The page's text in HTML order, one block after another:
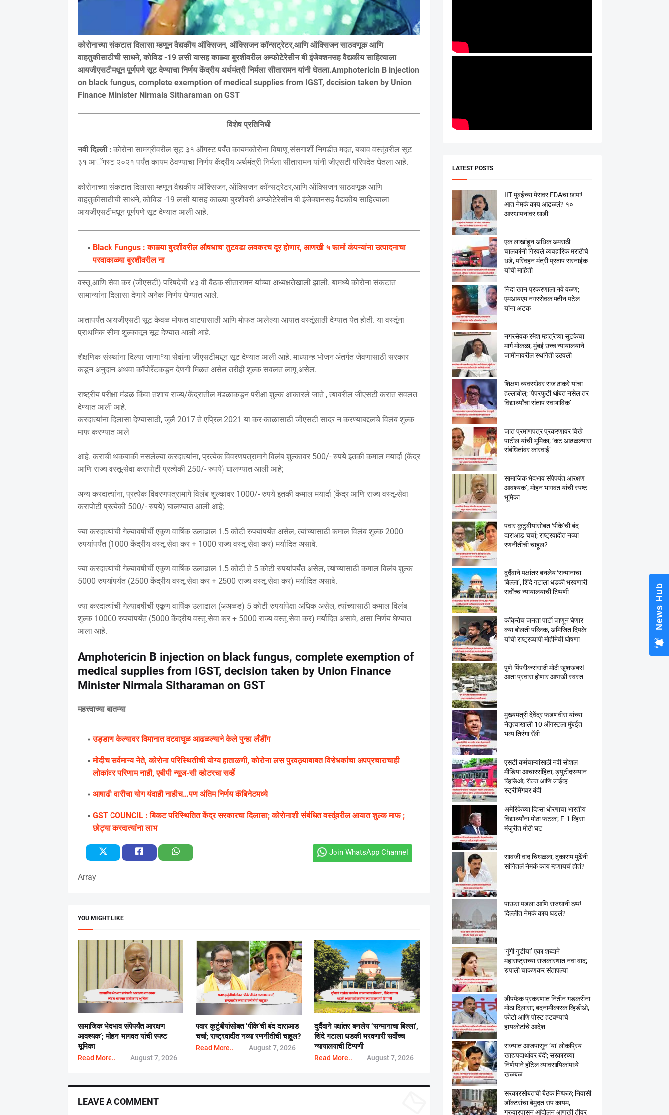
कोरोनाच्या संकटात दिलासा म्हणून वैद्यकीय ऑक्सिजन, ऑक्सिजन कॉन्सट्रेटर,आणि ऑक्सिजन साठवणूक आणि
वाहतुकीसाठीची साधने, कोविड -19 लसी यासह काळ्या बुरशीवरील अम्फोटेरेसीन बी इंजेक्शनसह वैद्यकीय साहित्याला
आयजीएसटीमधून पूर्णपणे सूट देण्याचा निर्णय केंद्रीय अर्थमंत्री निर्मला सीतारामन यांनी घेतला.Amphotericin B injection
on black fungus, complete exemption of medical supplies from IGST, decision taken by Union
Finance Minister Nirmala Sitharaman on GST
विशेष प्रतिनिधी
नवी दिल्ली : कोरोना सामग्रीवरील सूट ३१ ऑगस्ट पर्यंत कायमकोरोना विषाणू संसगार्शी निगडीत मदत, बचाव वस्तूंवरील सूट
३१ आॅगस्ट २०२१ पर्यंत कायम ठेवण्याचा निर्णय केंद्रीय अर्थमंत्री निर्मला सीतारामन यांनी जीएसटी परिषदेत घेतला आहे.
कोरोनाच्या संकटात दिलासा म्हणून वैद्यकीय ऑक्सिजन, ऑक्सिजन कॉन्सट्रेटर,आणि ऑक्सिजन साठवणूक आणि
वाहतुकीसाठीची साधने, कोविड -19 लसी यासह काळ्या बुरशीवरी अम्फोटेरेसीन बी इंजेक्शनसह वैद्यकीय साहित्याला
आयजीएसटीमधून पूर्णपणे सूट देण्यात आली आहे.
Black Fungus : काळ्या बुरशीवरील औषधाचा तुटवडा लवकरच दूर होणार, आणखी ५ फार्मा कंपन्यांना उत्पादनाचा
परवाकाळ्या बुरशीवरील ना
वस्तू आणि सेवा कर (जीएसटी) परिषदेची ४३ वी बैठक सीतारामन यांच्या अध्यक्षतेखाली झाली. यामध्ये कोरोना संकटात
सामान्यांना दिलासा देणारे अनेक निर्णय घेण्यात आले.
आतापर्यंत आयजीएसटी सूट केवळ मोफत वाटपासाठी आणि मोफत आलेल्या आयात वस्तूंसाठी देण्यात येत होती. या वस्तूंना
प्राथमिक सीमा शुल्कातून सूट देण्यात आली आहे.
शैक्षणिक संस्थांना दिल्या जाणाºया सेवांना जीएसटीमधून सूट देण्यात आली आहे. माध्यान्ह भोजन अंतर्गत जेवणासाठी सरकार
कडून अनुदान अथवा कॉपोर्रेटकडून देणगी मिळत असेल तरीही शुल्क सवलत लागू असेल.
राष्ट्रीय परीक्षा मंडळ किंवा तशाच राज्य/केंद्रातील मंडळाकडून परीक्षा शुल्क आकारले जाते , त्यावरील जीएसटी करात सवलत
देण्यात आली आहे.
करदात्यांना दिलासा देण्यासाठी, जुलै 2017 ते एप्रिल 2021 या कर-काळासाठी जीएसटी सादर न करण्याबद्दलचे विलंब शुल्क
माफ करण्यात आले
आहे. कराची थकबाकी नसलेल्या करदात्यांना, प्रत्येक विवरणपत्रामागे विलंब शुल्कावर 500/- रुपये इतकी कमाल मयार्दा (केंद्र
आणि राज्य वस्तू-सेवा करापोटी प्रत्येकी 250/- रुपये) घालण्यात आली आहे;
अन्य करदात्यांना, प्रत्येक विवरणपत्रामागे विलंब शुल्कावर 1000/- रुपये इतकी कमाल मयार्दा (केंद्र आणि राज्य वस्तू-सेवा
करापोटी प्रत्येकी 500/- रुपये) घालण्यात आली आहे;
ज्या करदात्यांची गेल्यावषीर्ची एकूण वार्षिक उलाढाल 1.5 कोटी रुपयांपर्यंत असेल, त्यांच्यासाठी कमाल विलंब शुल्क 2000
रुपयांपर्यंत (1000 केंद्रीय वस्तू सेवा कर + 1000 राज्य वस्तू सेवा कर) मर्यादित असावे.
ज्या करदात्यांची गेल्यावषीर्ची एकूण वार्षिक उलाढाल 1.5 कोटी ते 5 कोटी रुपयांपर्यंत असेल, त्यांच्यासाठी कमाल विलंब शुल्क
5000 रुपयांपर्यंत (2500 केंद्रीय वस्तू सेवा कर + 2500 राज्य वस्तू सेवा कर) मर्यादित असावे.
ज्या करदात्यांची गेल्यावषीर्ची एकूण वार्षिक उलाढाल (अअळड) 5 कोटी रुपयांपेक्षा अधिक असेल, त्यांच्यासाठी कमाल विलंब
शुल्क 10000 रुपयांपर्यंत (5000 केंद्रीय वस्तू सेवा कर + 5000 राज्य वस्तू सेवा कर) मर्यादित असावे, असा निर्णय घेण्यात
आला आहे.
Amphotericin B injection on black fungus, complete exemption of
medical supplies from IGST, decision taken by Union Finance
Minister Nirmala Sitharaman on GST
महत्त्वाच्या बातम्या
उड्डाण केल्यावर विमानात वटवाघुळ आढळल्याने केले पुन्हा लॅँडींग
मोदीच सर्वमान्य नेते, कोरोना परिस्थितीची योग्य हाताळणी, कोरोना लस पुरवठ्याबाबत विरोधकांचा अपप्रचाराचाही
लोकांवर परिणाम नाही, एबीपी न्यूज-सी व्होटरचा सर्व्हे
आषाढी वारीचा योग यंदाही नाहीच…पण अंतिम निर्णय कॅबिनेटमध्ये
GST COUNCIL : बिकट परिस्थितित केंद्र सरकारचा दिलासा; कोरोनाशी संबंधित वस्तूंवरील आयात शुल्क माफ ;
छोट्या करदात्यांना लाभ
Join WhatsApp Channel
Array
YOU MIGHT LIKE
सामाजिक भेदभाव संपेपर्यंत आरक्षण
आवश्यक’; मोहन भागवत यांची स्पष्ट
भूमिका
Read More.. August 7, 2026
पवार कुटुंबीयांसोबत ‘पीके’ची बंद दाराआड
चर्चा; राष्ट्रवादीत नव्या रणनीतीची चाहूल?
Read More.. August 7, 2026
दुर्दैवाने पक्षांतर बनलेय ‘सन्मानाचा बिल्ला’,
शिंदे गटाला धडकी भरवणारी सर्वाेच्च
न्यायालयाची टिप्पणी
Read More.. August 7, 2026
LEAVE A COMMENT
LATEST POSTS
IIT मुंबईच्या मेसवर FDAचा छापा!
आत नेमकं काय आढळलं? १०
आस्थापनांवर धाडी
एक लाखांहून अधिक अमराठी
चालकांनी गिरवले व्यवहारिक मराठीचे
धडे, परिवहन मंत्री प्रताप सरनाईक
यांची माहिती
निदा खान प्रकरणाला नवे वळण;
एमआयएम नगरसेवक मतीन पटेल
यांना अटक
नगरसेवक रमेश म्हात्रेच्या सुटकेचा
मार्ग मोकळा; मुंबई उच्च न्यायालयाने
जामीनावरील स्थगिती उठवली
शिक्षण व्यवस्थेवर राज ठाकरे यांचा
हल्लाबोल; ‘पेपरफुटी थांबत नसेल तर
विद्यार्थ्यांचा संताप स्वाभाविक’
जात प्रमाणपत्र प्रकरणावर विखे
पाटील यांची भूमिका; ‘कट आढळल्यास
संबंधितांवर कारवाई’
सामाजिक भेदभाव संपेपर्यंत आरक्षण
आवश्यक’; मोहन भागवत यांची स्पष्ट
भूमिका
पवार कुटुंबीयांसोबत ‘पीके’ची बंद
दाराआड चर्चा; राष्ट्रवादीत नव्या
रणनीतीची चाहूल?
दुर्दैवाने पक्षांतर बनलेय ‘सन्मानाचा
बिल्ला’, शिंदे गटाला धडकी भरवणारी
सर्वाेच्च न्यायालयाची टिप्पणी
काॅक्राेच जनता पार्टी जाणून घेणार
क्या बाेलती पब्लिक, अभिजित दिपके
यांची राष्ट्रव्यापी माेहीमेची घाेषणा
पुणे-पिंपरीकरांसाठी मोठी खुशखबर!
आता प्रवास होणार आणखी स्वस्त
मुख्यमंत्री देवेंद्र फडणवीस यांच्या
नेतृत्वाखाली 10 ऑगस्टला मुंबईत
भव्य तिरंगा रॅली
एसटी कर्मचाऱ्यांसाठी नवी सोशल
मीडिया आचारसंहिता; ड्युटीदरम्यान
व्हिडिओ, रील्स आणि लाईव्ह
स्ट्रीमिंगवर बंदी
अमेरिकेच्या व्हिसा धोरणाचा भारतीय
विद्यार्थ्यांना मोठा फटका; F-1 व्हिसा
मंजुरीत मोठी घट
सावजी वाद चिघळला; तुकाराम मुंढेंनी
सांगितलं नेमकं काय म्हणायचं होतं?
पाऊस पडला आणि राजधानी ठप्प!
दिल्लीत नेमकं काय घडलं?
‘गुंगी गुडीया’ एका शब्दाने
महाराष्ट्राच्या राजकारणात नवा वाद;
रुपाली चाकणकर संतापल्या
डीपफेक प्रकरणात नितीन गडकरींना
मोठा दिलासा; बदनामीकारक व्हिडीओ,
फोटो आणि पोस्ट हटवण्याचे
हायकोर्टाचे आदेश
राज्यात आजपासून ‘या’ लोकप्रिय
खाद्यपदार्थावर बंदी; सरकारच्या
निर्णयाने हॉटेल व्यावसायिकांमध्ये
खळबळ
सरकारसोबतची बैठक निष्फळ; निवासी
डॉक्टरांचा बेमुदत संप कायम,
गुरुवारपासून आंदोलन आणखी तीव्र
News Hub